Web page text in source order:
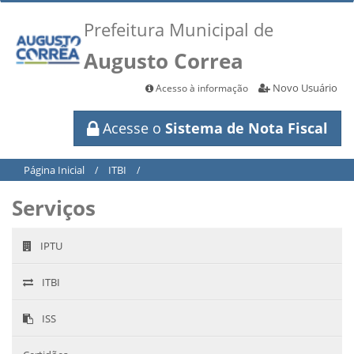
Prefeitura Municipal de
Augusto Correa
Acesso à informação Novo Usuário
Acesse o Sistema de Nota Fiscal
Página Inicial / ITBI /
Serviços
IPTU
ITBI
ISS